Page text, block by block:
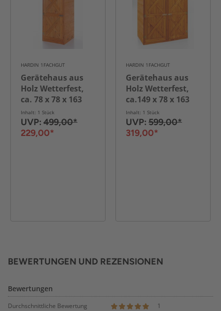
HARDIN 1FACHGUT
Gerätehaus aus
Holz Wetterfest,
ca. 78 x 78 x 163
cm - Natur
Inhalt: 1 Stück
UVP: 499,00*
229,00*
HARDIN 1FACHGUT
Gerätehaus aus
Holz Wetterfest,
ca.149 x 78 x 163
cm - Natur
Inhalt: 1 Stück
UVP: 599,00*
319,00*
BEWERTUNGEN UND REZENSIONEN
Bewertungen
Durchschnittliche Bewertung 1